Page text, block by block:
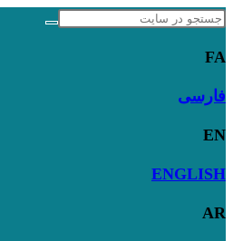
Skip
content
FA
فارسی
EN
ENGLISH
AR